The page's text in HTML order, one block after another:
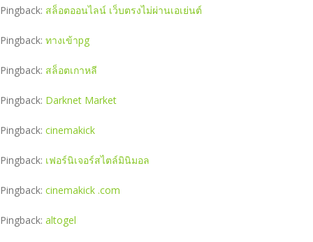
Pingback: สล็อตออนไลน์ เว็บตรงไม่ผ่านเอเย่นต์
Pingback: ทางเข้าpg
Pingback: สล็อตเกาหลี
Pingback: Darknet Market
Pingback: cinemakick
Pingback: เฟอร์นิเจอร์สไตล์มินิมอล
Pingback: cinemakick .com
Pingback: altogel